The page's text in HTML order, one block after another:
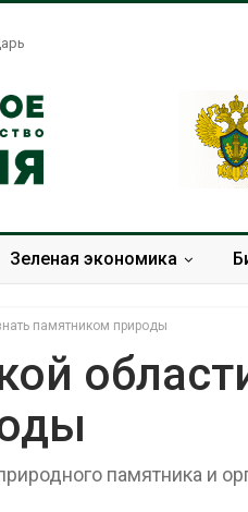
Зеленая экономика
памятником природы
памятника и
вредителей и рубок